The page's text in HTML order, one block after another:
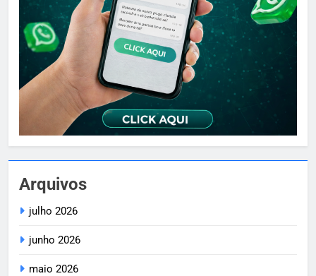
Arquivos
julho 2026
junho 2026
maio 2026